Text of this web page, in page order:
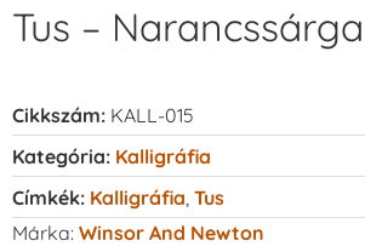
Tus – Narancssárga
Cikkszám: KALL-015
Kategória: Kalligráfia
Címkék: Kalligráfia Tus
Márka: Winsor And Newton